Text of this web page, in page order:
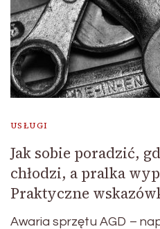
USŁUGI
Jak sobie poradzić,
chłodzi, a pralka
Praktyczne
Awaria sprzętu AGD –